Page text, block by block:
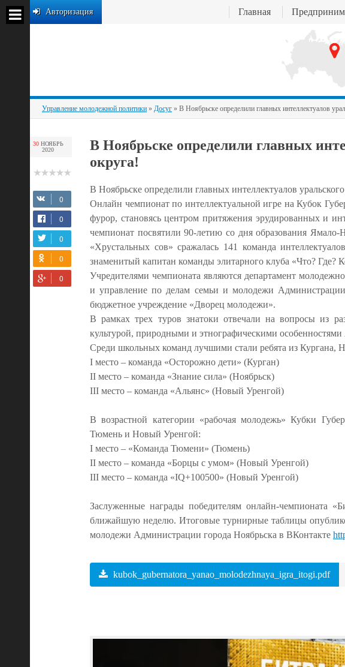
Авторизация Главная
Управление молодежной политики » Досуг » В Ноябрьске определили главных интеллектуалов
30НОЯБРЬ
2020
В Ноябрьске определили главных
округа!
В Ноябрьске определили главных интеллектуалов
Онлайн чемпионат по интеллектуальной игре на Кубок
фурор, становясь центром притяжения эрудированных и
чемпионат посвятили 90-летию со дня образования
«Хрустальных сов» сражалась 141 команда
знаменитый капитан команды элитарного клуба «Что? Где?
Учредителями чемпионата являются департамент
и управление по делам семьи и молодежи
бюджетное учреждение «Дворец молодежи».
В рамках трех туров знатоки отвечали на вопросы из
культурой, природными и этнографическими
Среди школьных команд лучшими стали ребята из Кургана,
I место – команда «Осторожно дети» (Курган)
II место – команда «Знание сила» (Ноябрьск)
III место – команда «Альянс» (Новый Уренгой)
В возрастной категории «рабочая молодежь» Кубки
Тюмень и Новый Уренгой:
I место – «Команда Тюмени» (Тюмень)
II место – команда «Борцы с умом» (Новый Уренгой)
III место – команда «IQ+100500» (Новый Уренгой)
Заслуженные награды победителям онлайн-чемпионата
ближайшую неделю. Итоговые турнирные таблицы
молодежи Администрации города Ноябрьска в ВКонтакте
kubok_gubernatora_yanao_molodezhnaya_igra_itogi.pdf